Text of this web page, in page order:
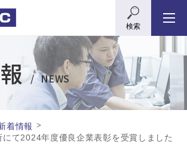
検索
NEWS
着情報 >
て2024年度優良企業表彰を受賞しました